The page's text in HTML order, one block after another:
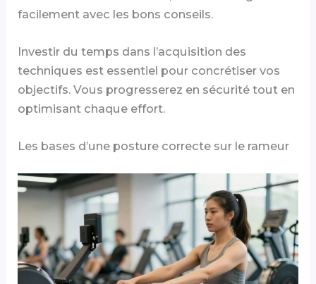
facilement avec les bons conseils.
Investir du temps dans l’acquisition des
techniques est essentiel pour concrétiser vos
objectifs. Vous progresserez en sécurité tout en
optimisant chaque effort.
Les bases d’une posture correcte sur le rameur